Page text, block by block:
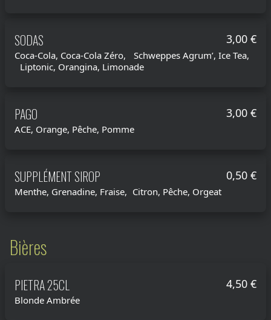
SODAS 3,00 €
Coca-Cola, Coca-Cola Zéro, Schweppes Agrum’, Ice Tea,
Liptonic, Orangina, Limonade
PAGO 3,00 €
ACE, Orange, Pêche, Pomme
SUPPLÉMENT SIROP 0,50 €
Menthe, Grenadine, Fraise, Citron, Pêche, Orgeat
Bières
PIETRA 25CL 4,50 €
Blonde Ambrée